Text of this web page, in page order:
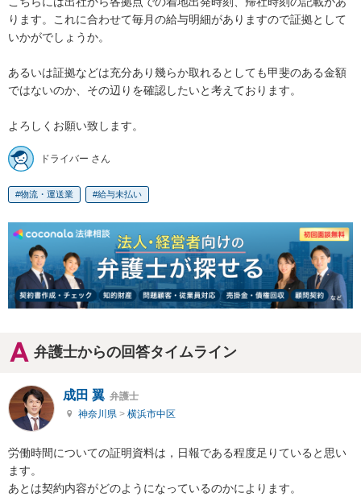
ります。これに合わせて毎月の給与明細がありますので証拠として
いかがでしょうか。
あるいは証拠などは充分あり幾らか取れるとしても甲斐のある金額
ではないのか、その辺りを確認したいと考えております。
よろしくお願い致します。
ドライバー さん
物流・運送業 給与未払い
弁護士からの回答タイムライン
成田 翼 弁護士
神奈川県 > 横浜市中区
労働時間についての証明資料は，日報である程度足りていると思い
ます。
あとは契約内容がどのようになっているのかによります。